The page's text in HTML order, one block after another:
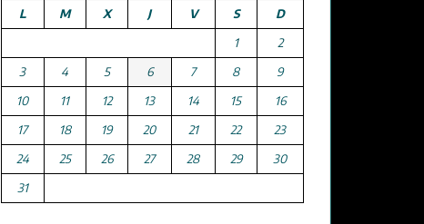
L
M X J V S
D
1
2
3
4 5 6 7 8
9
10
11 12 13 14 15
16
17
18 19 20 21 22
23
24
25 26 27 28 29
30
31